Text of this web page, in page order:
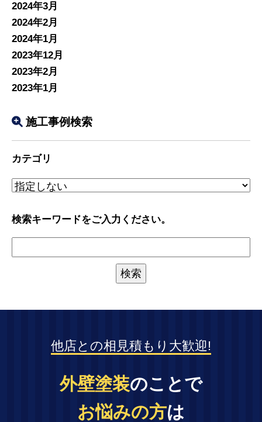
2024年3月
2024年2月
2024年1月
2023年12月
2023年2月
2023年1月
施工事例検索
カテゴリ
検索キーワードをご入力ください。
他店との相見積もり大歓迎!
外壁塗装のことで
お悩みの方は